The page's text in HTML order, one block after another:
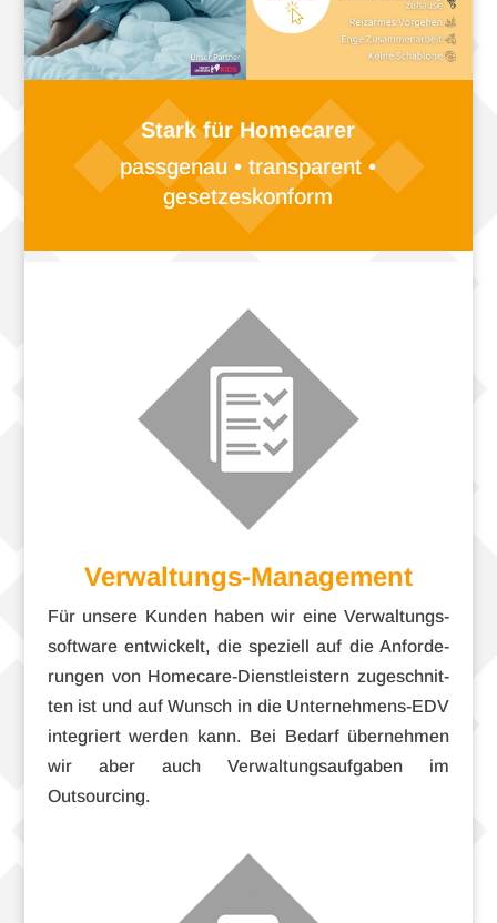
Stark für Homecarer
pass­ge­nau • trans­pa­rent •
gesetzeskonform
Verwaltungs-Management
Für unsere Kun­den haben wir eine Ver­wal­tungs­
soft­ware ent­wi­ckelt, die spe­zi­ell auf die Anfor­de­
run­gen von Homecare-Dienstleistern zuge­schnit­
ten ist und auf Wunsch in die Unternehmens-EDV
inte­griert wer­den kann. Bei Bedarf über­neh­men
wir aber auch Ver­wal­tungs­auf­ga­ben im
Outsourcing.